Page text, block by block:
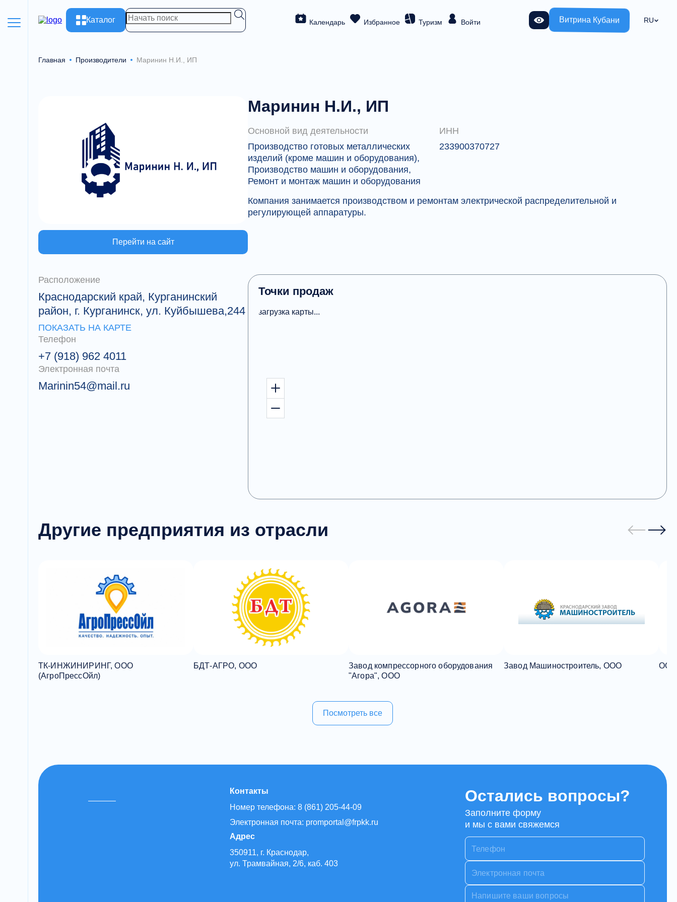
Каталог Календарь Избранное Туризм Войти Витрина Кубани RU
Главная Производители Маринин Н.И., ИП
Перейти на сайт
Расположение
Краснодарский край, Курганинский
район, г. Курганинск, ул. Куйбышева,244
ПОКАЗАТЬ НА КАРТЕ
Телефон
+7 (918) 962 4011
Электронная почта
Marinin54@mail.ru
Маринин Н.И., ИП
Основной вид деятельности
Производство готовых металлических
изделий (кроме машин и оборудования),
Производство машин и оборудования,
Ремонт и монтаж машин и оборудования
ИНН
233900370727
Компания занимается производством и ремонтам электрической распределительной и
регулирующей аппаратуры.
Точки продаж
загрузка карты...
Другие предприятия из отрасли
ТК-ИНЖИНИРИНГ, ООО
(АгроПрессОйл)
БДТ-АГРО, ООО
Завод компрессорного оборудования
"Агора", ООО
Завод Машиностроитель, ООО
Посмотреть все
Контакты
Номер телефона: 8 (861) 205-44-09
Электронная почта: promportal@frpkk.ru
Адрес
350911, г. Краснодар,
ул. Трамвайная, 2/6, каб. 403
Остались вопросы?
Заполните форму
и мы с вами свяжемся